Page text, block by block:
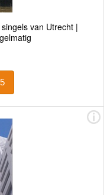
van Utrecht |